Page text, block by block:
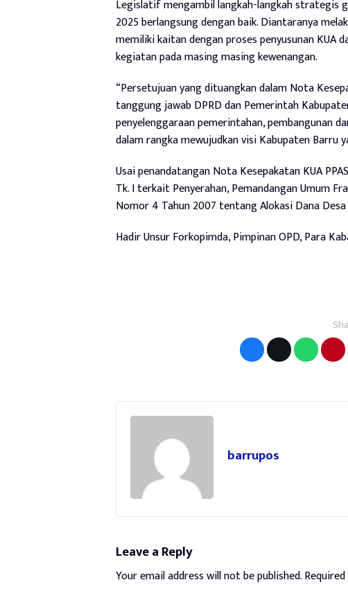
Legislatif mengambil langkah-langkah strategis
2025 berlangsung dengan baik. Diantaranya
memiliki kaitan dengan proses penyusunan KUA
kegiatan pada masing masing kewenangan.
“Persetujuan yang dituangkan dalam Nota
tanggung jawab DPRD dan Pemerintah
penyelenggaraan pemerintahan, pembangunan
dalam rangka mewujudkan visi Kabupaten Barru
Usai penandatangan Nota Kesepakatan KUA
Tk. I terkait Penyerahan, Pemandangan Umum
Nomor 4 Tahun 2007 tentang Alokasi Dana Desa
Hadir Unsur Forkopimda, Pimpinan OPD, Para
barrupos
Leave a Reply
Your email address will not be published.